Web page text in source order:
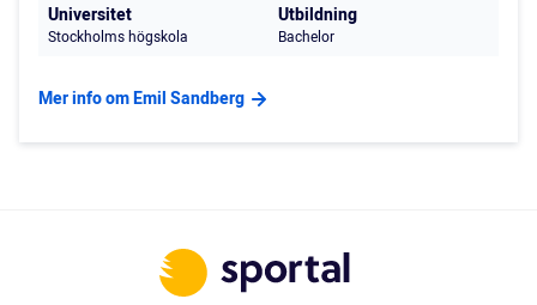
Universitet
Stockholms högskola
Utbildning
Bachelor
Mer info om Emil Sandberg